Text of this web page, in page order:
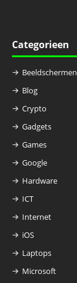
Categorieen
Beeldschermen
Blog
Crypto
Gadgets
Games
Google
Hardware
ICT
Internet
iOS
Laptops
Microsoft